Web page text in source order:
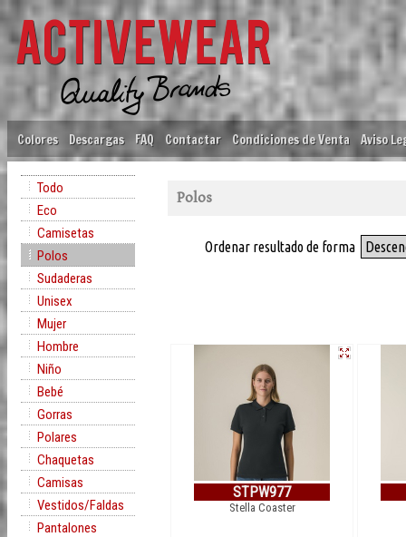
Colores Descargas FAQ Contactar Condiciones de Venta Aviso
Todo
Eco
Camisetas
Polos
Sudaderas
Unisex
Mujer
Hombre
Niño
Bebé
Gorras
Polares
Chaquetas
Camisas
Vestidos/Faldas
Pantalones
Polos
Ordenar resultado de forma
STPW977
Stella Coaster